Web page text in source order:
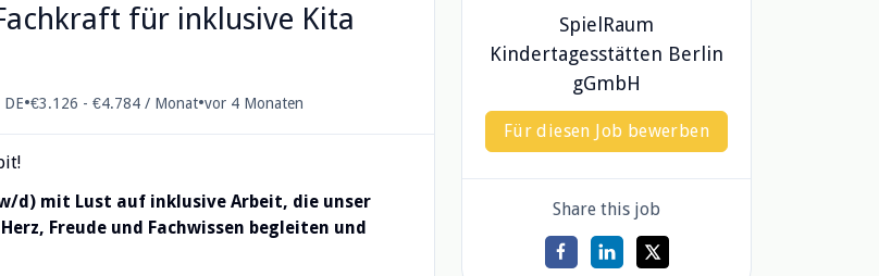
für inklusive Kita
DE•€3.126 - €4.784 / Monat•vor 4 Monaten
d) mit Lust auf inklusive Arbeit, die unser
Freude und Fachwissen begleiten und
SpielRaum
Kindertagesstätten Berlin
gGmbH
Für diesen Job bewerben
Share this job